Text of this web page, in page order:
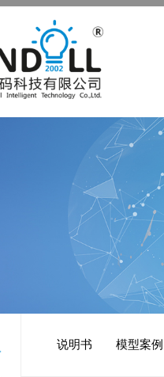
说明书 模型案例